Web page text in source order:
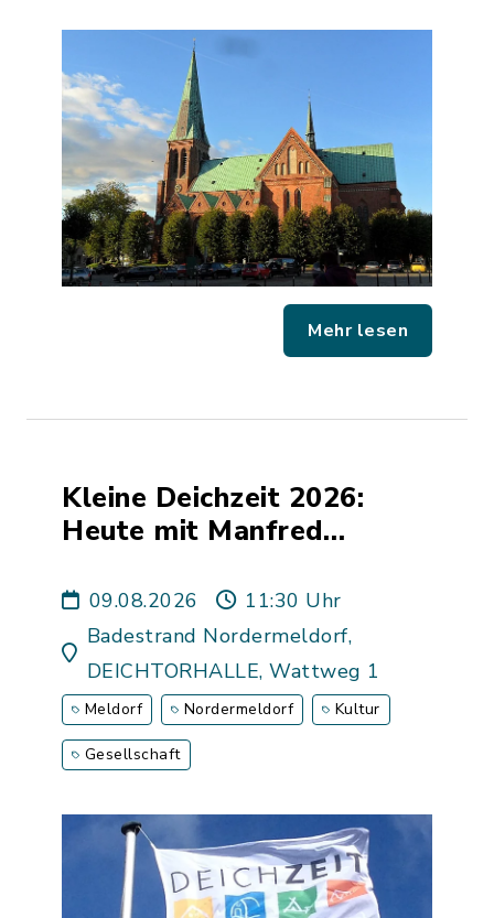
Mehr lesen
Kleine Deichzeit 2026:
Heute mit Manfred
Illustrator und freier
Künstler
09.08.2026
11:30 Uhr
Badestrand Nordermeldorf,
DEICHTORHALLE, Wattweg 1
Meldorf Nordermeldorf Kultur
Gesellschaft